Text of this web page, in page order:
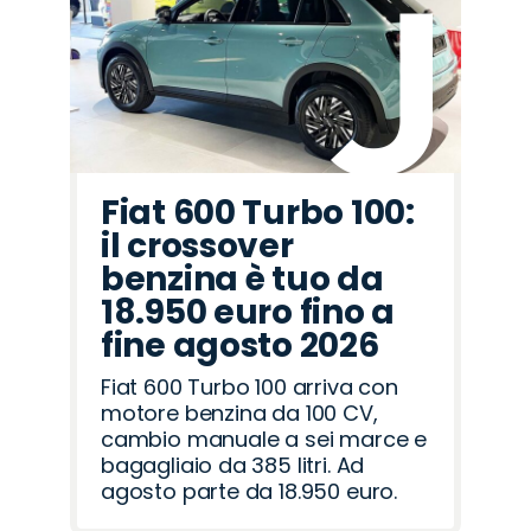
Romeo
Rover
Fiat 600 Turbo 100:
il crossover
benzina è tuo da
18.950 euro fino a
fine agosto 2026
Fiat 600 Turbo 100 arriva con
motore benzina da 100 CV,
cambio manuale a sei marce e
bagagliaio da 385 litri. Ad
agosto parte da 18.950 euro.